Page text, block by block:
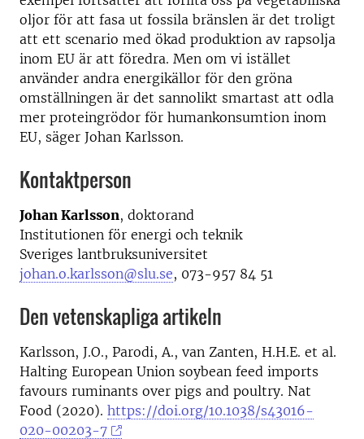
oljor för att fasa ut fossila bränslen är det troligt
att ett scenario med ökad produktion av rapsolja
inom EU är att föredra. Men om vi istället
använder andra energikällor för den gröna
omställningen är det sannolikt smartast att odla
mer proteingrödor för humankonsumtion inom
EU, säger Johan Karlsson.
Kontaktperson
Johan Karlsson, doktorand
Institutionen för energi och teknik
Sveriges lantbruksuniversitet
johan.o.karlsson@slu.se, 073-957 84 51
Den vetenskapliga artikeln
Karlsson, J.O., Parodi, A., van Zanten, H.H.E. et al.
Halting European Union soybean feed imports
favours ruminants over pigs and poultry. Nat
Food (2020). https://doi.org/10.1038/s43016-
020-00203-7